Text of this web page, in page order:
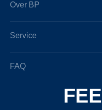
Over BP
Service
FAQ